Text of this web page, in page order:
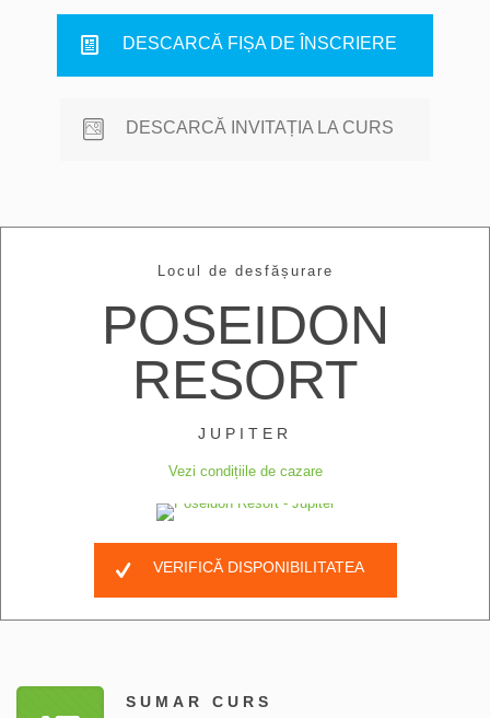
DESCARCĂ FIȘA DE ÎNSCRIERE
DESCARCĂ INVITAȚIA LA CURS
Locul de desfășurare
POSEIDON
RESORT
JUPITER
Vezi condițiile de cazare
VERIFICĂ DISPONIBILITATEA
SUMAR CURS